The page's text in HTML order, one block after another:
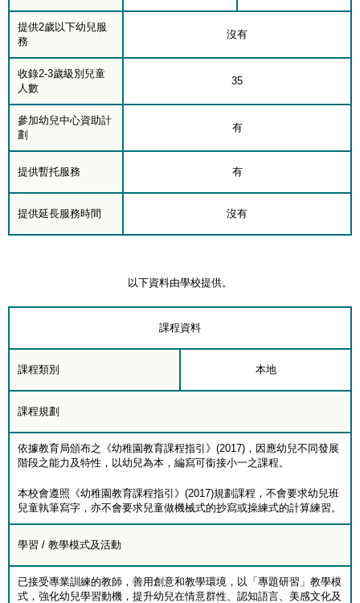
提供2歲以下幼兒服
務
沒有
收錄2-3歲級別兒童
人數
35
參加幼兒中心資助計
劃
有
提供暫托服務 有
提供延長服務時間 沒有
以下資料由學校提供。
課程資料
課程類別 本地
課程規劃
依據教育局頒布之《幼稚園教育課程指引》(2017)，因應幼兒不同發展
階段之能力及特性，以幼兒為本，編寫可銜接小一之課程。
本校會遵照《幼稚園教育課程指引》(2017)規劃課程，不會要求幼兒班
兒童執筆寫字，亦不會要求兒童做機械式的抄寫或操練式的計算練習。
學習 / 教學模式及活動
已接受專業訓練的教師，善用創意和教學環境，以「專題研習」教學模
式，強化幼兒學習動機，提升幼兒在情意群性、認知語言、美感文化及